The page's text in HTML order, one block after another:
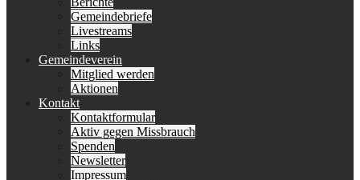
Gemeindebriefe
Livestreams
Links
Gemeindeverein
Mitglied werden
Aktionen
Kontakt
Kontaktformular
Aktiv gegen Missbrauch
Spenden
Newsletter
Impressum